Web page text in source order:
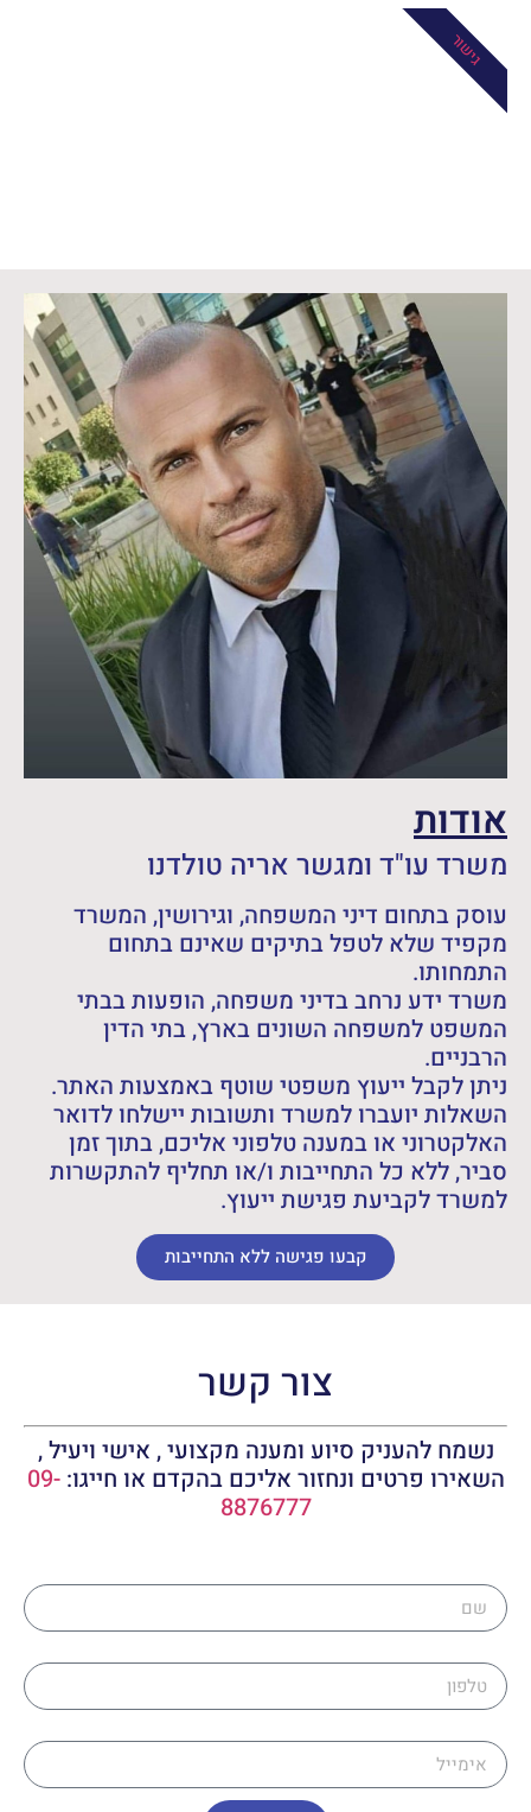
גישור
אודות
משרד עו"ד ומגשר אריה טולדנו
עוסק בתחום דיני המשפחה, וגירושין, המשרד
מקפיד שלא לטפל בתיקים שאינם בתחום
התמחותו.
משרד ידע נרחב בדיני משפחה, הופעות בבתי
המשפט למשפחה השונים בארץ, בתי הדין
הרבניים.
ניתן לקבל ייעוץ משפטי שוטף באמצעות האתר.
השאלות יועברו למשרד ותשובות יישלחו לדואר
האלקטרוני או במענה טלפוני אליכם, בתוך זמן
סביר, ללא כל התחייבות ו/או תחליף להתקשרות
למשרד לקביעת פגישת ייעוץ.
קבעו פגישה ללא התחייבות
צור קשר
נשמח להעניק סיוע ומענה מקצועי , אישי ויעיל ,
השאירו פרטים ונחזור אליכם בהקדם או חייגו:09-
8876777